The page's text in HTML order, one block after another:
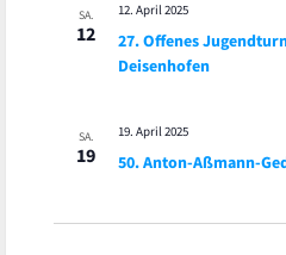
SA.
12
27. Offenes
Deisenhofen
12. April 2025
SA.
19 50. Anton-Aßmann-
19. April 2025